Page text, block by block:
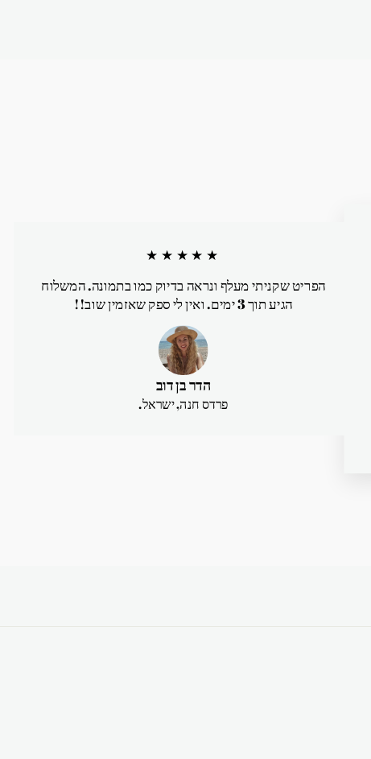
★★★★★
הפריט שקניתי מעלף ונראה בדיוק כמו בתמונה. המשלוח
הגיע תוך 3 ימים. ואין לי ספק שאזמין שוב!!
הדר בן דוב
פרדס חנה, ישראל.